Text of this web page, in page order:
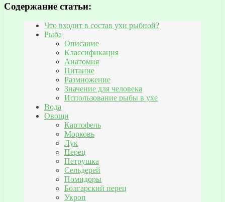
Содержание статьи:
Что входит в состав ухи рыбной?
Рыба
Описание
Классификация
Анатомия
Питание
Размножение
Значение для человека
Использование рыбы в ухе
Вода
Овощи
Картофель
Морковь
Лук
Перец
Петрушка
Сельдерей
Помидоры
Болгарский перец
Укроп